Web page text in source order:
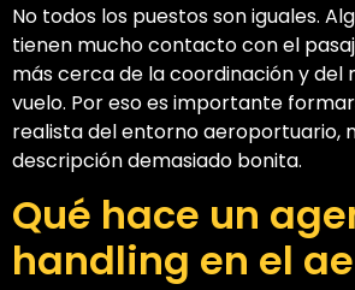
No todos los puestos son iguales.
tienen mucho contacto con el
más cerca de la coordinación y del
vuelo. Por eso es importante
realista del entorno aeroportuario,
descripción demasiado bonita.
Qué hace un
handling en el